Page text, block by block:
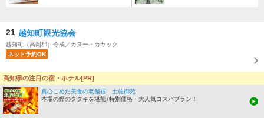
21 越知町観光協会
越知町（高岡郡）今成／カヌー・カヤック
ネット予約OK
4.4
(13件)
新鮮な野菜に情報が満載。是非お立ち寄りください。 横倉山トレッキングツア
ー体験ができます！！
高知県の注目の宿・ホテル[PR]
真心こめた美食の老舗宿 土佐御苑
本場の鰹のタタキを堪能♪特別価格・大人気コスパプラン！